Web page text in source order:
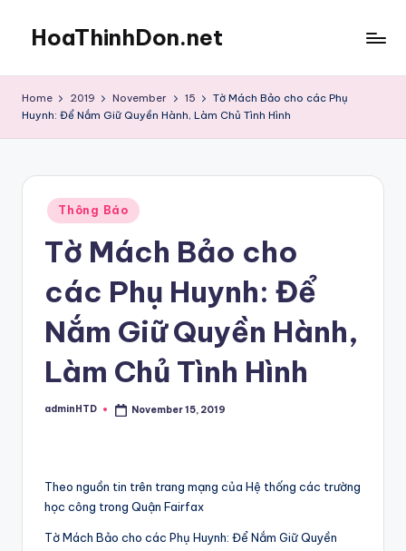
content
HoaThinhDon.net
in
Home 2019 November 15
Tờ Mách Bảo cho các Phụ
Huynh: Để Nắm Giữ Quyền Hành, Làm Chủ Tình Hình
Posted
in
Thông Báo
Tờ Mách Bảo cho
các Phụ Huynh: Để
Nắm Giữ Quyền Hành,
Làm Chủ Tình Hình
Posted
adminHTD November 15, 2019
Theo nguồn tin trên trang mạng của Hệ thống các trường
học công trong Quận Fairfax
Tờ Mách Bảo cho các Phụ Huynh: Để Nắm Giữ Quyền